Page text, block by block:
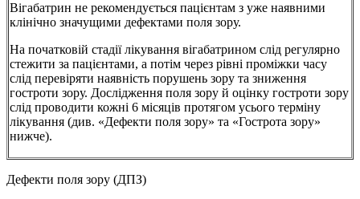
Вігабатрин не рекомендується пацієнтам з уже наявними
клінічно значущими дефектами поля зору.
На початковій стадії лікування вігабатрином слід регулярно
стежити за пацієнтами, а потім через рівні проміжки часу
слід перевіряти наявність порушень зору та зниження
гостроти зору. Дослідження поля зору й оцінку гостроти зору
слід проводити кожні 6 місяців протягом усього терміну
лікування (див. «Дефекти поля зору» та «Гострота зору»
нижче).
Дефекти поля зору (ДПЗ)